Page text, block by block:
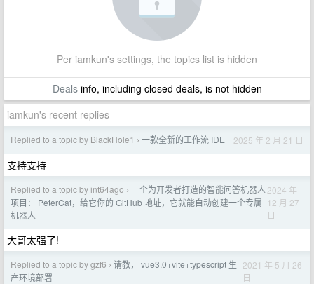
Per iamkun's settings, the topics list is hidden
Dealsinfo, including closed deals, is not hidden
iamkun's recent replies
Replied to a topic by BlackHole1 › 一款全新的工作流 IDE 2025 年 2 月 21 日
支持支持
Replied to a topic by int64ago › 一个为开发者打造的智能问答机器人
项目： PeterCat，给它你的 GitHub 地址，它就能自动创建一个专属
机器人
2024 年
12 月 27
日
大哥太强了!
Replied to a topic by gzf6 › 请教， vue3.0+vite+typescript 生
产环境部署
2021 年 5 月 26
日